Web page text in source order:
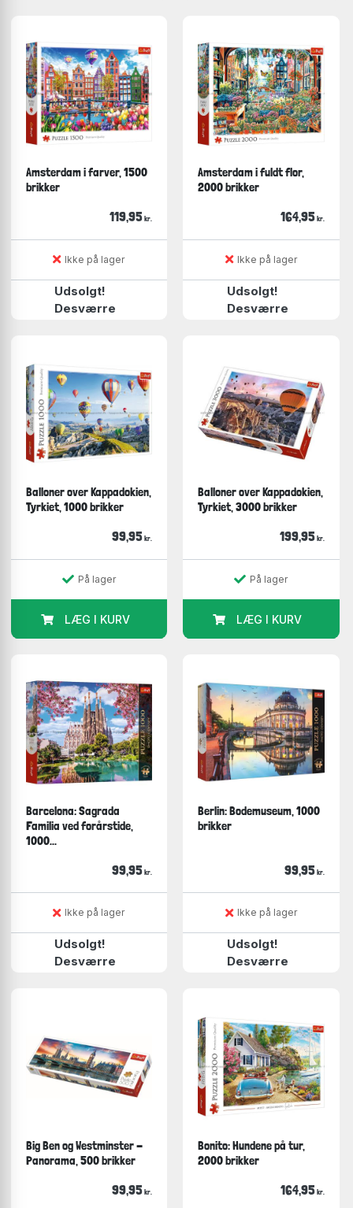
Amsterdam i farver, 1500
brikker
119,95 kr.
Ikke på lager
Udsolgt!
Desværre
Amsterdam i fuldt flor,
2000 brikker
164,95 kr.
Ikke på lager
Udsolgt!
Desværre
Balloner over Kappadokien,
Tyrkiet, 1000 brikker
99,95 kr.
På lager
LÆG I KURV
Balloner over Kappadokien,
Tyrkiet, 3000 brikker
199,95 kr.
På lager
LÆG I KURV
Barcelona: Sagrada
Familia ved forårstide,
1000...
99,95 kr.
Ikke på lager
Udsolgt!
Desværre
Berlin: Bodemuseum, 1000
brikker
99,95 kr.
Ikke på lager
Udsolgt!
Desværre
Big Ben og Westminster -
Panorama, 500 brikker
99,95 kr.
Bonito: Hundene på tur,
2000 brikker
164,95 kr.